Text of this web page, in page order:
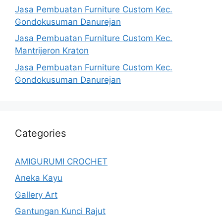
Jasa Pembuatan Furniture Custom Kec.
Gondokusuman Danurejan
Jasa Pembuatan Furniture Custom Kec.
Mantrijeron Kraton
Jasa Pembuatan Furniture Custom Kec.
Gondokusuman Danurejan
Categories
AMIGURUMI CROCHET
Aneka Kayu
Gallery Art
Gantungan Kunci Rajut